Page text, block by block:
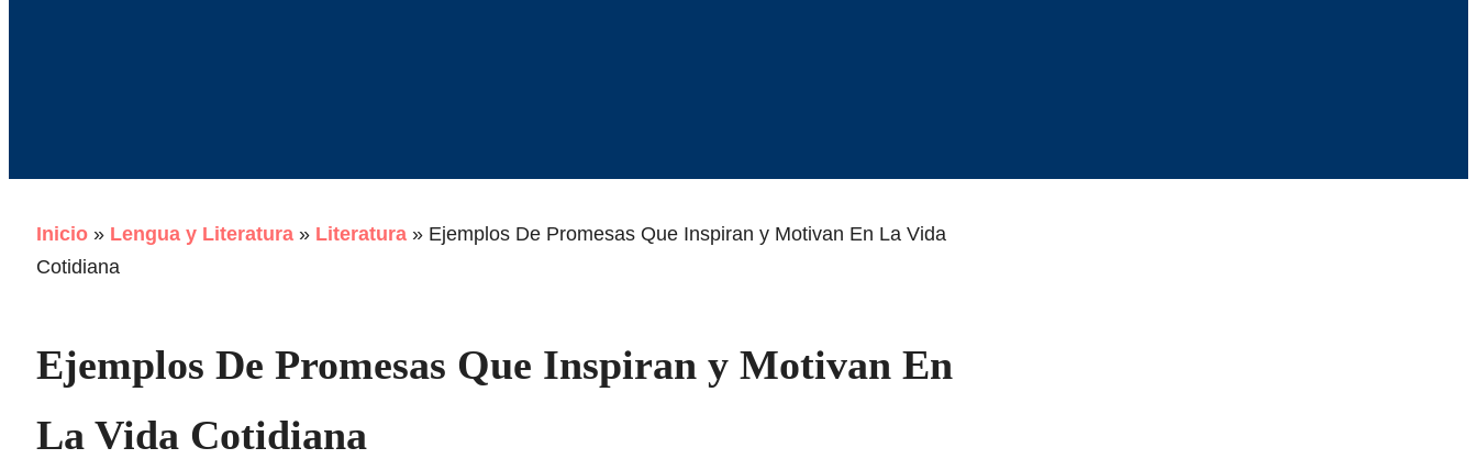
Inicio » Lengua y Literatura » Literatura » Ejemplos De Promesas Que Inspiran y Motivan En La Vida
Cotidiana
Ejemplos De Promesas Que Inspiran y Motivan En
La Vida Cotidiana